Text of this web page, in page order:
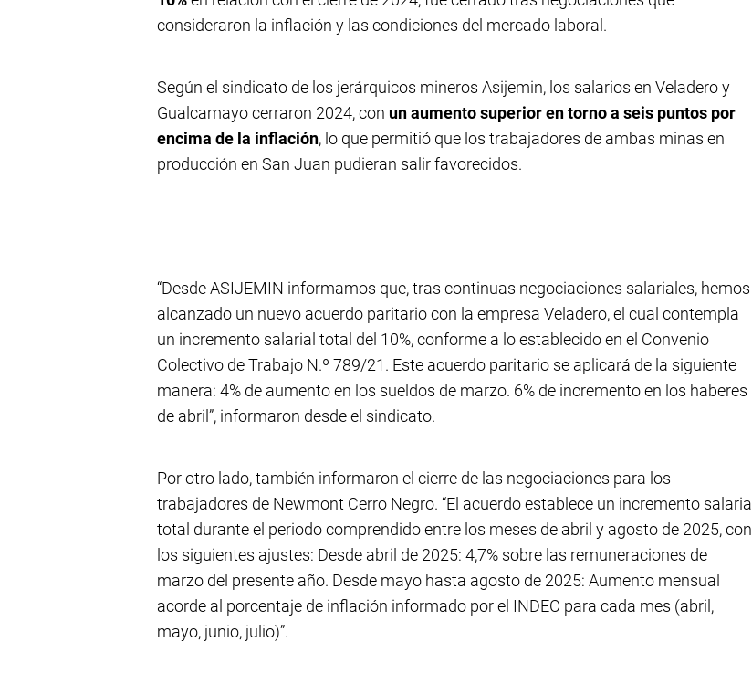
consideraron la inflación y las condiciones del mercado laboral.
Según el sindicato de los jerárquicos mineros Asijemin, los salarios en Veladero y
Gualcamayo cerraron 2024, con un aumento superior en torno a seis puntos por
encima de la inflación, lo que permitió que los trabajadores de ambas minas en
producción en San Juan pudieran salir favorecidos.
“Desde ASIJEMIN informamos que, tras continuas negociaciones salariales, hemos
alcanzado un nuevo acuerdo paritario con la empresa Veladero, el cual contempla
un incremento salarial total del 10%, conforme a lo establecido en el Convenio
Colectivo de Trabajo N.º 789/21. Este acuerdo paritario se aplicará de la siguiente
manera: 4% de aumento en los sueldos de marzo. 6% de incremento en los haberes
de abril”, informaron desde el sindicato.
Por otro lado, también informaron el cierre de las negociaciones para los
trabajadores de Newmont Cerro Negro. “El acuerdo establece un incremento salarial
total durante el periodo comprendido entre los meses de abril y agosto de 2025, con
los siguientes ajustes: Desde abril de 2025: 4,7% sobre las remuneraciones de
marzo del presente año. Desde mayo hasta agosto de 2025: Aumento mensual
acorde al porcentaje de inflación informado por el INDEC para cada mes (abril,
mayo, junio, julio)”.